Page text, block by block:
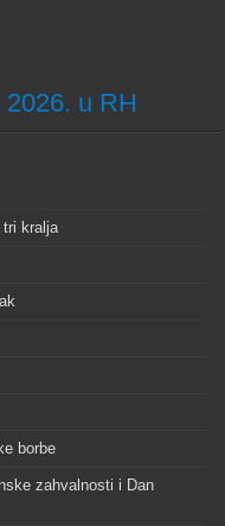
u RH
tri kralja
borbe
zahvalnosti i Dan